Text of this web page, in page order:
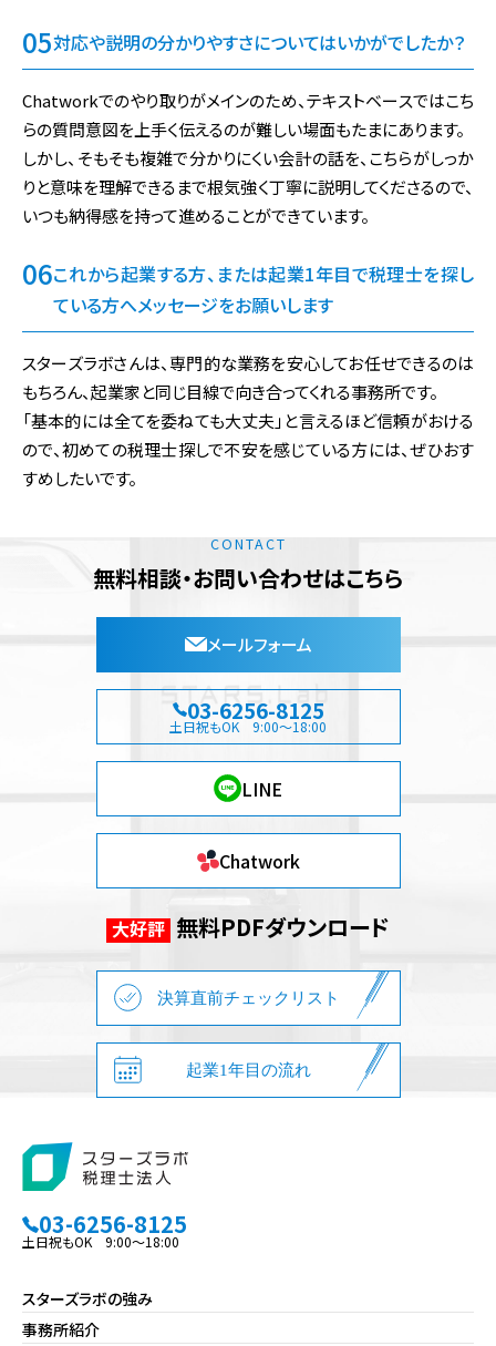
対応や説明の分かりやすさについてはいかがでしたか？
Chatworkでのやり取りがメインのため、テキストベースではこち
らの質問意図を上手く伝えるのが難しい場面もたまにあります。
しかし、そもそも複雑で分かりにくい会計の話を、こちらがしっか
りと意味を理解できるまで根気強く丁寧に説明してくださるので、
いつも納得感を持って進めることができています。
これから起業する方、または起業1年目で税理士を探し
ている方へメッセージをお願いします
スターズラボさんは、専門的な業務を安心してお任せできるのは
もちろん、起業家と同じ目線で向き合ってくれる事務所です。
「基本的には全てを委ねても大丈夫」と言えるほど信頼がおける
ので、初めての税理士探しで不安を感じている方には、ぜひおす
すめしたいです。
CONTACT
無料相談・お問い合わせはこちら
メールフォーム
03-6256-8125
土日祝もOK 9:00～18:00
LINE
Chatwork
大好評 無料PDFダウンロード
決算直前チェックリスト
起業1年目の流れ
03-6256-8125
土日祝もOK 9:00～18:00
スターズラボの強み
事務所紹介